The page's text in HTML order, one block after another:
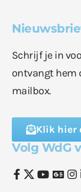
Schrijf je in
ontvangt hem
mailbox.
Klik hier
Volg WdG